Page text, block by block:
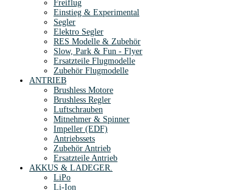
Freiflug
Einstieg & Experimental
Segler
Elektro Segler
RES Modelle & Zubehör
Slow, Park & Fun - Flyer
Ersatzteile Flugmodelle
Zubehör Flugmodelle
ANTRIEB
Brushless Motore
Brushless Regler
Luftschrauben
Mitnehmer & Spinner
Impeller (EDF)
Antriebssets
Zubehör Antrieb
Ersatzteile Antrieb
AKKUS & LADEGER.
LiPo
Li-Ion